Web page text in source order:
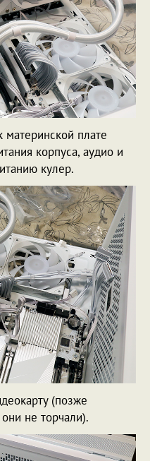
плате
корпуса, аудио и
кулер.
(позже
не торчали).